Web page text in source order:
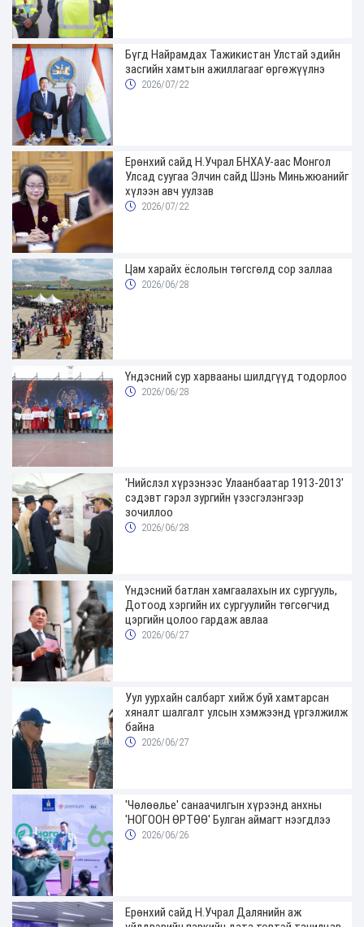
Бүгд Найрамдах Тажикистан Улстай эдийн
засгийн хамтын ажиллагааг өргөжүүлнэ
2026/07/22
Ерөнхий сайд Н.Учрал БНХАУ-аас Монгол
Улсад суугаа Элчин сайд Шэнь Миньжюанийг
хүлээн авч уулзав
2026/07/22
Цам харайх ёслолын төгсгөлд сор заллаа
2026/06/28
Үндэсний сур харвааны шилдгүүд тодорлоо
2026/06/28
'Нийслэл хүрээнээс Улаанбаатар 1913-2013'
сэдэвт гэрэл зургийн үзэсгэлэнгээр
зочиллоо
2026/06/28
Үндэсний батлан хамгаалахын их сургууль,
Дотоод хэргийн их сургуулийн төгсөгчид
цэргийн цолоо гардаж авлаа
2026/06/27
Уул уурхайн салбарт хийж буй хамтарсан
хяналт шалгалт улсын хэмжээнд үргэлжилж
байна
2026/06/27
'Чөлөөлье' санаачилгын хүрээнд анхны
'НОГООН ӨРТӨӨ' Булган аймагт нээгдлээ
2026/06/26
Ерөнхий сайд Н.Учрал Далянийн аж